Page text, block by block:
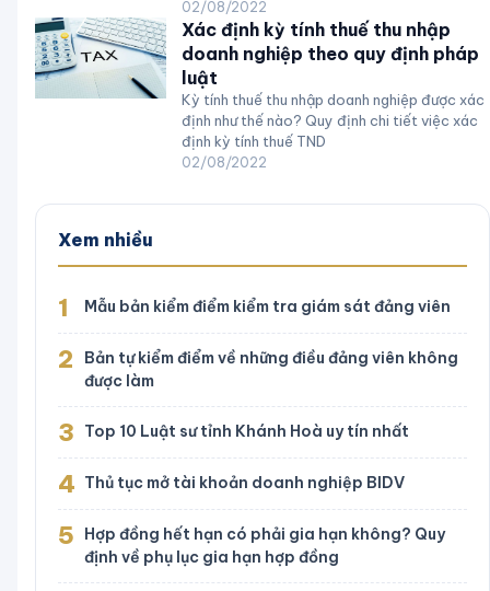
02/08/2022
Xác định kỳ tính thuế thu nhập
doanh nghiệp theo quy định pháp
luật
Kỳ tính thuế thu nhập doanh nghiệp được xác
định như thế nào? Quy định chi tiết việc xác
định kỳ tính thuế TND
02/08/2022
Xem nhiều
1 Mẫu bản kiểm điểm kiểm tra giám sát đảng viên
2
Bản tự kiểm điểm về những điều đảng viên không
được làm
3 Top 10 Luật sư tỉnh Khánh Hoà uy tín nhất
4 Thủ tục mở tài khoản doanh nghiệp BIDV
5
Hợp đồng hết hạn có phải gia hạn không? Quy
định về phụ lục gia hạn hợp đồng